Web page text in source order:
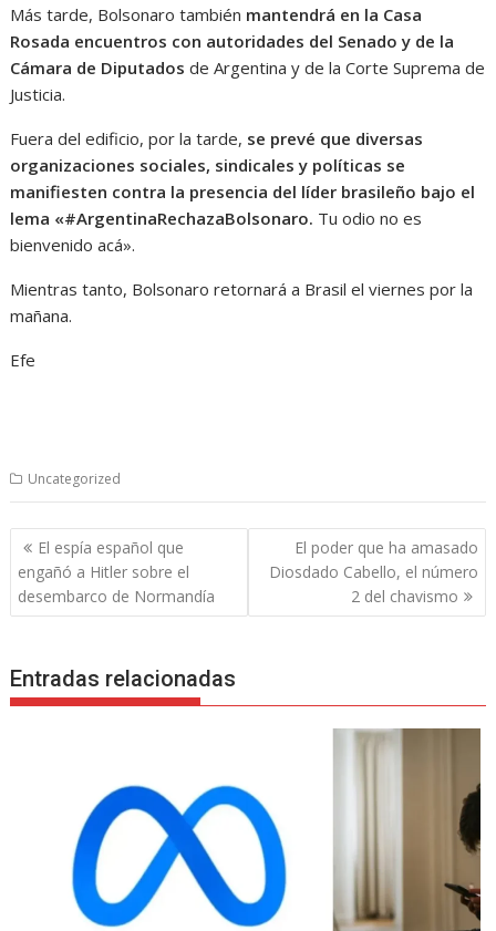
Más tarde, Bolsonaro también mantendrá en la Casa
Rosada encuentros con autoridades del Senado y de la
Cámara de Diputados de Argentina y de la Corte Suprema de
Justicia.
Fuera del edificio, por la tarde, se prevé que diversas
organizaciones sociales, sindicales y políticas se
manifiesten contra la presencia del líder brasileño bajo el
lema «#ArgentinaRechazaBolsonaro. Tu odio no es
bienvenido acá».
Mientras tanto, Bolsonaro retornará a Brasil el viernes por la
mañana.
Efe
Uncategorized
Navegación
de
entradas
El espía español que
engañó a Hitler sobre el
desembarco de Normandía
El poder que ha amasado
Diosdado Cabello, el número
2 del chavismo
Entradas relacionadas